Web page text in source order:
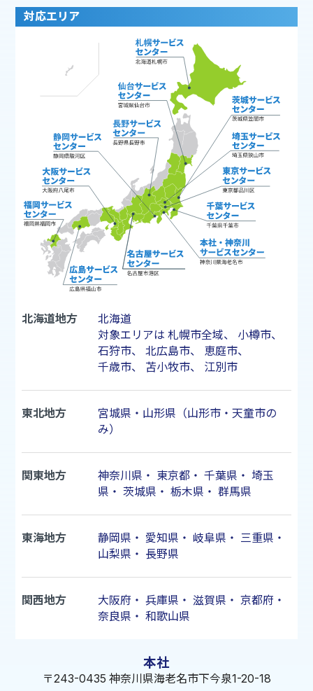
対応エリア
北海道地方
北海道
対象エリアは 札幌市全域、 小樽市、
石狩市、 北広島市、 恵庭市、
千歳市、 苫小牧市、 江別市
東北地方
宮城県・山形県（山形市・天童市の
み）
関東地方 神奈川県 ・ 東京都・ 千葉県 ・ 埼玉
県 ・ 茨城県 ・ 栃木県 ・ 群馬県
東海地方 静岡県 ・ 愛知県 ・ 岐阜県 ・ 三重県 ・
山梨県 ・ 長野県
関西地方 大阪府 ・ 兵庫県 ・ 滋賀県 ・ 京都府 ・
奈良県 ・ 和歌山県
本社
〒243-0435 神奈川県海老名市下今泉1-20-18